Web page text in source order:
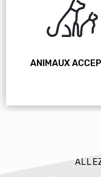
ANIMAUX